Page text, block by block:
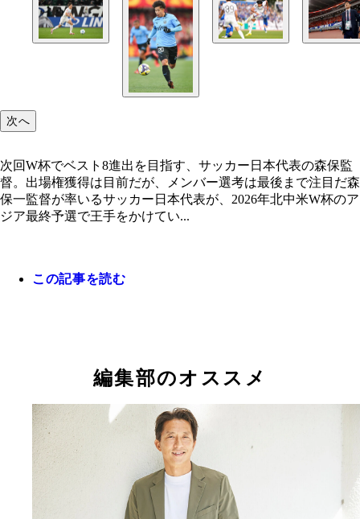
ブンデスリーガのキールで活躍する町野。速さや
カルに優れたFWは、前回大会出場ゼロの悔しさを
場を目指す
昨季、山田と同じ19点を記録した広島のジャーメ
良。今年で30歳だがポテンシャルが開花すれば代
も可能性アリ
次回W杯でベスト8進出を目指す、サッカー日本代
保監督。出場権獲得は目前だが、メンバー選考は
次へ
次回W杯でベスト8進出を目指す、サッカー日本代表の森保監
督。出場権獲得は目前だが、メンバー選考は最後まで注目だ森
保一監督が率いるサッカー日本代表が、2026年北中米W杯のア
ジア最終予選で王手をかけてい...
この記事を読む
編集部のオススメ